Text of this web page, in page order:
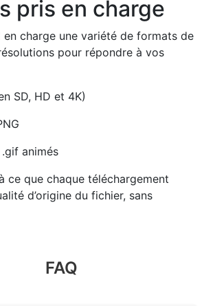
pris en charge
en charge une variété de formats de
pour répondre à vos
SD, HD et 4K)
animés
ce que chaque téléchargement
d’origine du fichier, sans
FAQ